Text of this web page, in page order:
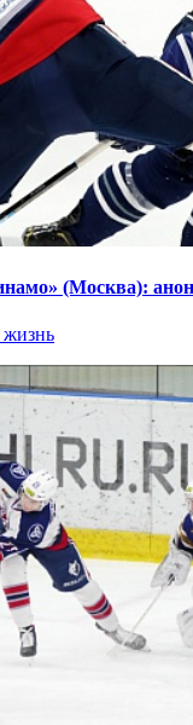
(Москва):